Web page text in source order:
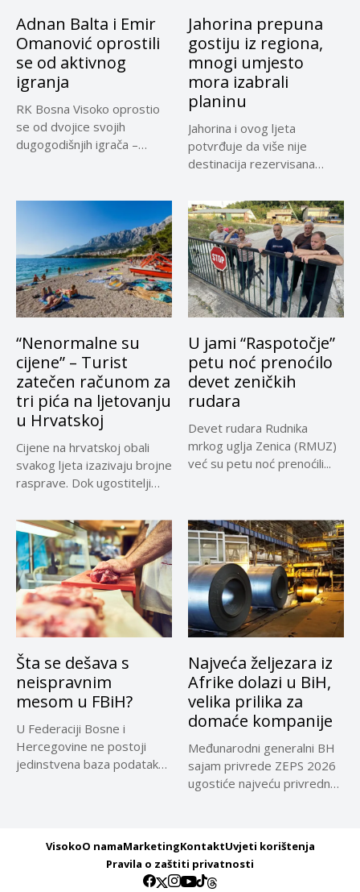
Adnan Balta i Emir
Omanović oprostili
se od aktivnog
igranja
RK Bosna Visoko oprostio
se od dvojice svojih
dugogodišnjih igrača –
Jahorina prepuna
gostiju iz regiona,
mnogi umjesto
mora izabrali
planinu
Jahorina i ovog ljeta
potvrđuje da više nije
destinacija rezervisana
“Nenormalne su
cijene” – Turist
zatečen računom za
tri pića na ljetovanju
u Hrvatskoj
Cijene na hrvatskoj obali
svakog ljeta izazivaju brojne
rasprave. Dok ugostitelji
U jami “Raspotočje”
petu noć prenoćilo
devet zeničkih
rudara
Devet rudara Rudnika
mrkog uglja Zenica (RMUZ)
već su petu noć prenoćili...
Šta se dešava s
neispravnim
mesom u FBiH?
U Federaciji Bosne i
Hercegovine ne postoji
jedinstvena baza podataka
Najveća željezara iz
Afrike dolazi u BiH,
velika prilika za
domaće kompanije
Međunarodni generalni BH
sajam privrede ZEPS 2026
ugostiće najveću privrednu
VisokoO namaMarketingKontaktUvjeti korištenja
Pravila o zaštiti privatnosti